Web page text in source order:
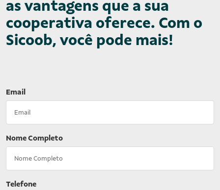
as vantagens que a sua
cooperativa oferece. Com o
Sicoob, você pode mais!
Email
Nome Completo
Telefone